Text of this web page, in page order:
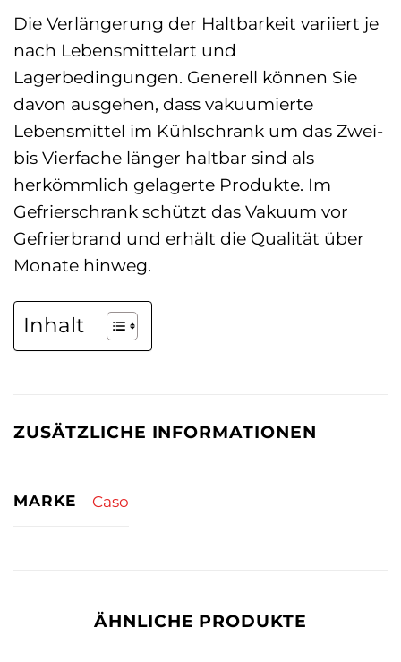
Die Verlängerung der Haltbarkeit variiert je
nach Lebensmittelart und
Lagerbedingungen. Generell können Sie
davon ausgehen, dass vakuumierte
Lebensmittel im Kühlschrank um das Zwei-
bis Vierfache länger haltbar sind als
herkömmlich gelagerte Produkte. Im
Gefrierschrank schützt das Vakuum vor
Gefrierbrand und erhält die Qualität über
Monate hinweg.
Inhalt
ZUSÄTZLICHE INFORMATIONEN
MARKE Caso
ÄHNLICHE PRODUKTE